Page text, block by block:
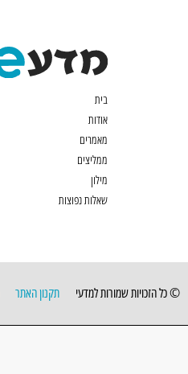
בית
אודות
מאמרים
ממליצים
מילון
שאלות נפוצות
© כל הזכויות שמורות למדעי תקנון האתר